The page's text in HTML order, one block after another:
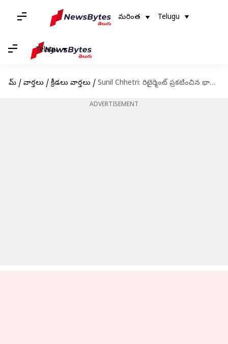
మరింత Telugu
Telugu
హోమ్ / వార్తలు / క్రీడలు వార్తలు / Sunil Chhetri: రిటైర్మెంట్ ప్రకటించిన భారత ఫుట్‌బాల్ జట్టు కెప్టెన్.. చివరి మ్యాచ్ ఎప్పుడు ఆడతాడో తెలుసా..?
ADVERTISEMENT